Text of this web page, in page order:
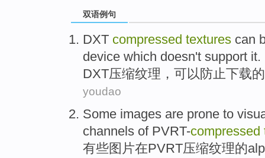
双语例句
DXT compressed textures can
device which doesn't support it.
DXT压缩纹理 ， 可以 防止下载的
youdao
Some images are prone to
channels of PVRT-compressed
有些图片在PVRT压缩纹理的